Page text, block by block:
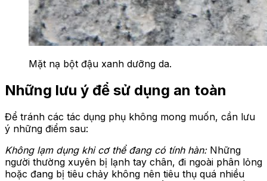
Mặt nạ bột đậu xanh dưỡng da.
Những lưu ý để sử dụng an toàn
Để tránh các tác dụng phụ không mong muốn, cần lưu
ý những điểm sau:
Không lạm dụng khi cơ thể đang có tính hàn:Những
người thường xuyên bị lạnh tay chân, đi ngoài phân lỏng
hoặc đang bị tiêu chảy không nên tiêu thụ quá nhiều